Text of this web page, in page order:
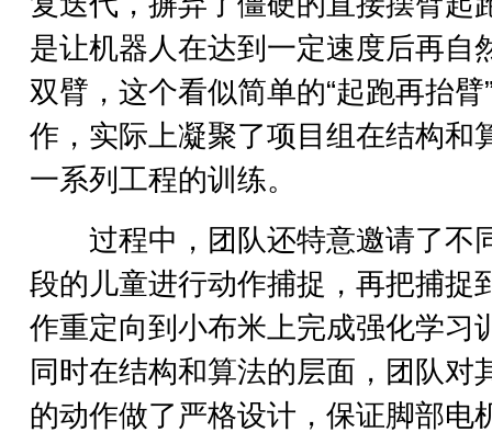
是让机器人在达到一定速度后再自
双臂，这个看似简单的“起跑再抬臂
作，实际上凝聚了项目组在结构和
一系列工程的训练。
过程中，团队还特意邀请了不
段的儿童进行动作捕捉，再把捕捉
作重定向到小布米上完成强化学习
同时在结构和算法的层面，团队对
的动作做了严格设计，保证脚部电